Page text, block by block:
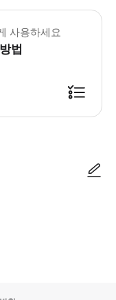
더스 무비월드와 씨월드
사용하세요
법